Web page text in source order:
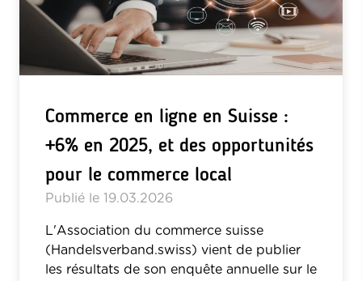
Commerce en ligne en Suisse :
+6% en 2025, et des opportunités
pour le commerce local
Publié le 19.03.2026
L'Association du commerce suisse
(Handelsverband.swiss) vient de publier
les résultats de son enquête annuelle sur le